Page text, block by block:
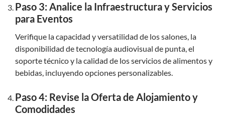
Paso 3: Analice la Infraestructura y Servicios
para Eventos
Verifique la capacidad y versatilidad de los salones, la
disponibilidad de tecnología audiovisual de punta, el
soporte técnico y la calidad de los servicios de alimentos y
bebidas, incluyendo opciones personalizables.
Paso 4: Revise la Oferta de Alojamiento y
Comodidades